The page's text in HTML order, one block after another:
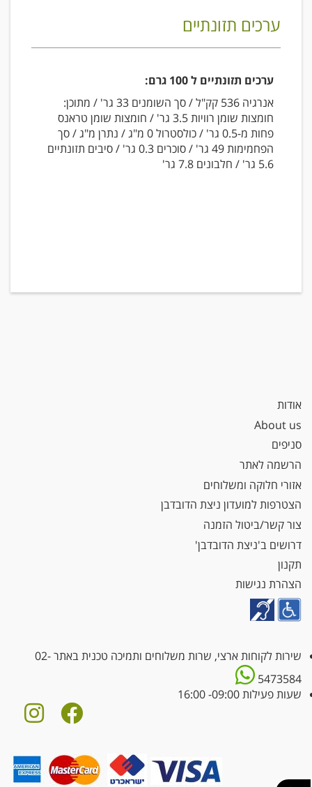
ערכים תזונתיים
ערכים תזונתיים ל 100 גרם:
אנרגיה 536 קק"ל / סך השומנים
33 גר' / מתוכן:
חומצות שומן רוויות 3.5 גר' / חומצות שומן טראנס
פחות מ-0.5 גר' / כולסטרול 0 מ"ג / נתרן מ"ג / סך
הפחמימות 49 גר' / סוכרים 0.3 גר' / סיבים תזונתיים
5.6 גר' / חלבונים 7.8 גר'
אודות
About us
סניפים
הרשמה לאתר
אזורי חלוקה ומשלוחים
הצטרפות למועדון ניצת הדובדבן
צור קשר/ביטול הזמנה
דרושים ב'ניצת הדובדבן'
תקנון
הצהרת נגישות
שירות לקוחות ארצי, שרות משלוחים ותמיכה טכנית באתר02-
5473584
שעות פעילות 09:00- 16:00